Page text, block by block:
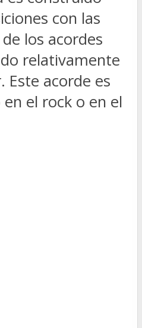
con las
los acordes
relativamente
Este acorde es
el rock o en el